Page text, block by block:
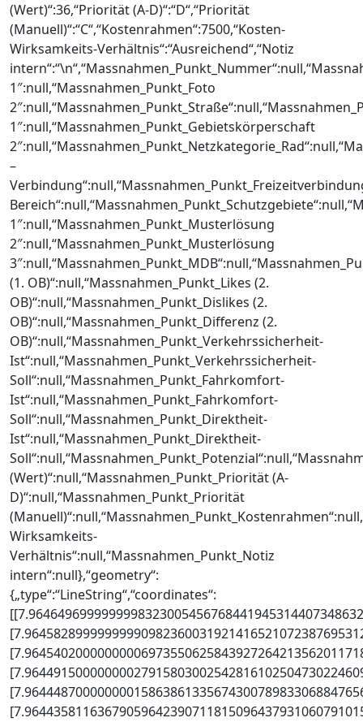
(Wert)“:36,“Priorität (A-D)“:“D“,“Priorität
(Manuell)“:“C“,“Kostenrahmen“:7500,“Kosten-
Wirksamkeits-Verhältnis“:“Ausreichend“,“Notiz
1″:null,“Massnahmen_Punkt_Foto
1″:null,“Massnahmen_Punkt_Gebietskörperschaft
–
1″:null,“Massnahmen_Punkt_Musterlösung
2″:null,“Massnahmen_Punkt_Musterlösung
(1. OB)“:null,“Massnahmen_Punkt_Likes (2.
OB)“:null,“Massnahmen_Punkt_Dislikes (2.
OB)“:null,“Massnahmen_Punkt_Differenz (2.
OB)“:null,“Massnahmen_Punkt_Verkehrssicherheit-
Ist“:null,“Massnahmen_Punkt_Verkehrssicherheit-
Soll“:null,“Massnahmen_Punkt_Fahrkomfort-
Ist“:null,“Massnahmen_Punkt_Fahrkomfort-
Soll“:null,“Massnahmen_Punkt_Direktheit-
Ist“:null,“Massnahmen_Punkt_Direktheit-
(Wert)“:null,“Massnahmen_Punkt_Priorität (A-
D)“:null,“Massnahmen_Punkt_Priorität
Wirksamkeits-
Verhältnis“:null,“Massnahmen_Punkt_Notiz
intern“:null},“geometry“:
{„type“:“LineString“,“coordinates“: